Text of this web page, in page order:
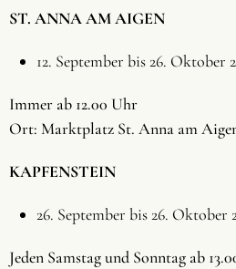
ST. ANNA AM AIGEN
12. September bis 26. Oktober
Immer ab 12.00 Uhr
Ort: Marktplatz St. Anna am
KAPFENSTEIN
26. September bis 26. Oktober
Jeden Samstag und Sonntag ab